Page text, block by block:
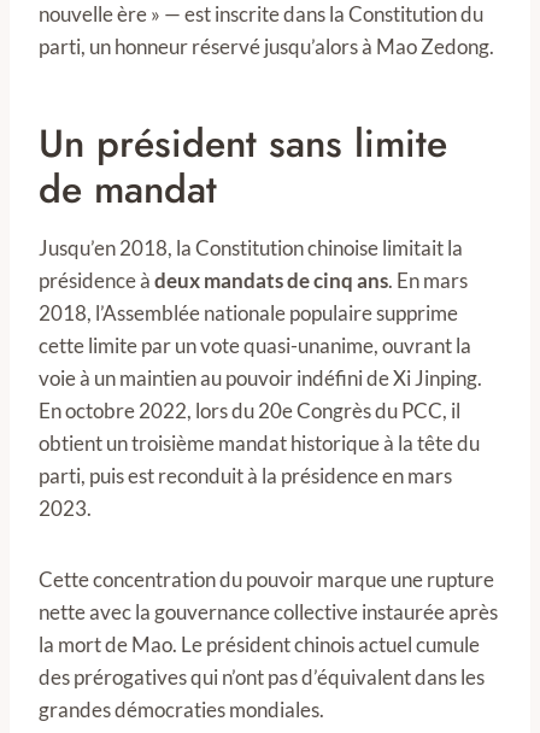
nouvelle ère » — est inscrite dans la Constitution du
parti, un honneur réservé jusqu’alors à Mao Zedong.
Un président sans limite
de mandat
Jusqu’en 2018, la Constitution chinoise limitait la
présidence àdeux mandats de cinq ans. En mars
2018, l’Assemblée nationale populaire supprime
cette limite par un vote quasi-unanime, ouvrant la
voie à un maintien au pouvoir indéfini de Xi Jinping.
En octobre 2022, lors du 20e Congrès du PCC, il
obtient un troisième mandat historique à la tête du
parti, puis est reconduit à la présidence en mars
2023.
Cette concentration du pouvoir marque une rupture
nette avec la gouvernance collective instaurée après
la mort de Mao. Le président chinois actuel cumule
des prérogatives qui n’ont pas d’équivalent dans les
grandes démocraties mondiales.